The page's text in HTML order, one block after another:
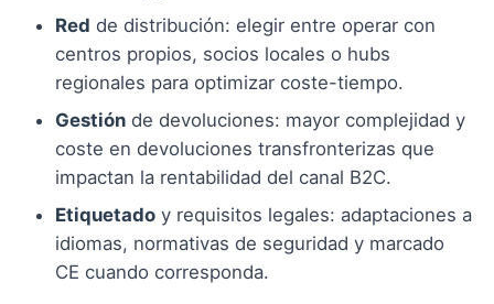
Red de distribución: elegir entre operar con
centros propios, socios locales o hubs
regionales para optimizar coste-tiempo.
Gestión de devoluciones: mayor complejidad y
coste en devoluciones transfronterizas que
impactan la rentabilidad del canal B2C.
Etiquetado y requisitos legales: adaptaciones a
idiomas, normativas de seguridad y marcado
CE cuando corresponda.